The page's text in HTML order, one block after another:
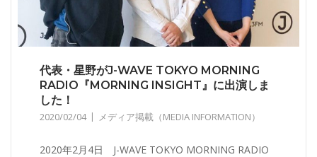
代表・星野がJ-WAVE TOKYO MORNING
RADIO『MORNING INSIGHT』に出演しま
した！
2020/02/04 メディア掲載（MEDIA INFORMATION）
2020年2月4日 J-WAVE TOKYO MORNING RADIO